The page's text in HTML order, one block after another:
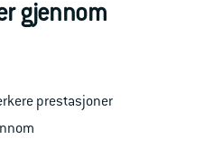
gjennom
prestasjoner